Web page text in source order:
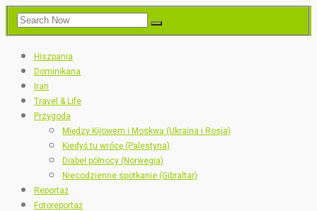
Hiszpania
Dominikana
Iran
Travel & Life
Przygoda
Między Kijowem i Moskwą (Ukraina i Rosja)
Kiedyś tu wrócę (Palestyna)
Diabeł północy (Norwegia)
Niecodzienne spotkanie (Gibraltar)
Reportaż
Fotoreportaż